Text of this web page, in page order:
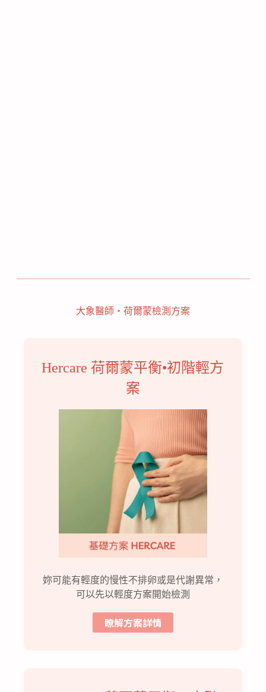
大象醫師・荷爾蒙檢測方案
Hercare 荷爾蒙平衡•初階輕方
案
妳可能有輕度的慢性不排卵或是代謝異常，
可以先以輕度方案開始檢測
瞭解方案詳情